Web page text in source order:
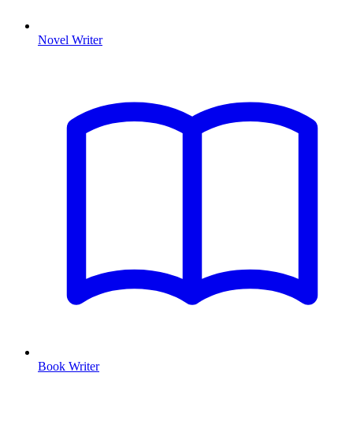
Novel Writer
Book Writer